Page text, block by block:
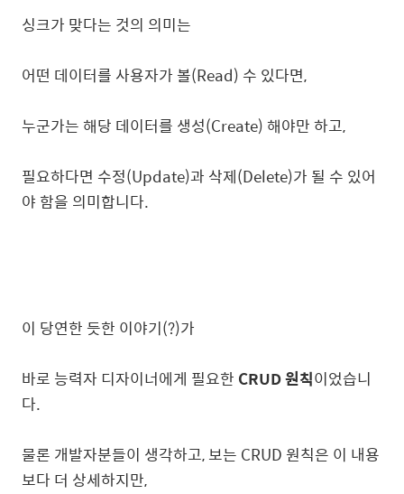
싱크가 맞다는 것의 의미는
어떤 데이터를 사용자가 볼(Read) 수 있다면,
누군가는 해당 데이터를 생성(Create) 해야만 하고,
필요하다면 수정(Update)과 삭제(Delete)가 될 수 있어
야 함을 의미합니다.
이 당연한 듯한 이야기(?)가
바로 능력자 디자이너에게 필요한 CRUD 원칙이었습니
다.
물론 개발자분들이 생각하고, 보는 CRUD 원칙은 이 내용
보다 더 상세하지만,